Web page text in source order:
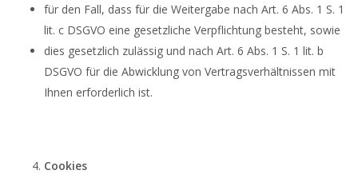
für den Fall, dass für die Weitergabe nach Art. 6 Abs. 1 S. 1
lit. c DSGVO eine gesetzliche Verpflichtung besteht, sowie
dies gesetzlich zulässig und nach Art. 6 Abs. 1 S. 1 lit. b
DSGVO für die Abwicklung von Vertragsverhältnissen mit
Ihnen erforderlich ist.
Cookies